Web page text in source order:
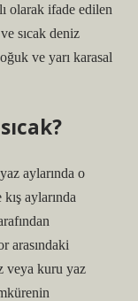
olarak ifade edilen
sıcak deniz
ve yarı karasal
aylarında o
aylarında
arasındaki
veya kuru yaz